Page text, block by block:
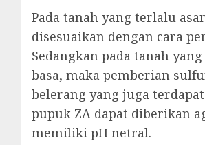
Pada tanah yang terlalu
disesuaikan dengan cara
Sedangkan pada tanah
basa, maka pemberian
belerang yang juga
pupuk ZA dapat diberikan
memiliki pH netral.